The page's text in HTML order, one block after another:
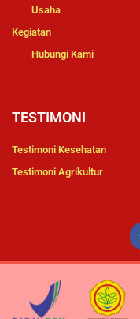
Usaha
Kegiatan
Hubungi Kami
TESTIMONI
Testimoni Kesehatan
Testimoni Agrikultur